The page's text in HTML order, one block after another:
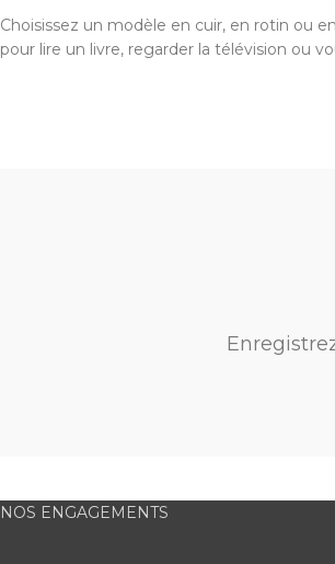
Choisissez un modèle en cuir, en rotin ou
pour lire un livre, regarder la télévision ou
NOS ENGAGEMENTS